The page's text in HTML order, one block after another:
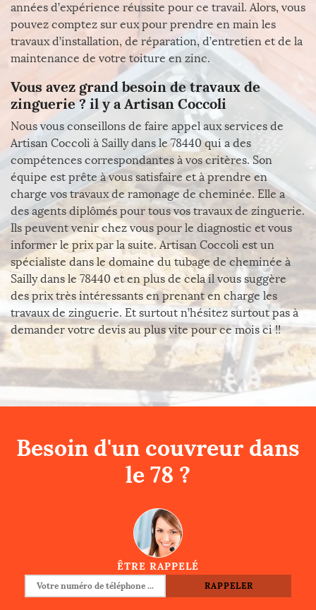
années d’expérience réussite pour ce travail. Alors, vous
pouvez comptez sur eux pour prendre en main les
travaux d’installation, de réparation, d’entretien et de la
maintenance de votre toiture en zinc.
Vous avez grand besoin de travaux de
zinguerie ? il y a Artisan Coccoli
Nous vous conseillons de faire appel aux services de
Artisan Coccoli à Sailly dans le 78440 qui a des
compétences correspondantes à vos critères. Son
équipe est prête à vous satisfaire et à prendre en
charge vos travaux de ramonage de cheminée. Elle a
des agents diplômés pour tous vos travaux de zinguerie.
Ils peuvent venir chez vous pour le diagnostic et vous
informer le prix par la suite. Artisan Coccoli est un
spécialiste dans le domaine du tubage de cheminée à
Sailly dans le 78440 et en plus de cela il vous suggère
des prix très intéressants en prenant en charge les
travaux de zinguerie. Et surtout n’hésitez surtout pas à
demander votre devis au plus vite pour ce mois ci !!
Besoin d'un couvreur dans
le 78 ?
ÊTRE RAPPELÉ